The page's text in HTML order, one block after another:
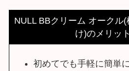
NULL BBクリーム オークル
け)のメリッ
初めてでも手軽に簡単